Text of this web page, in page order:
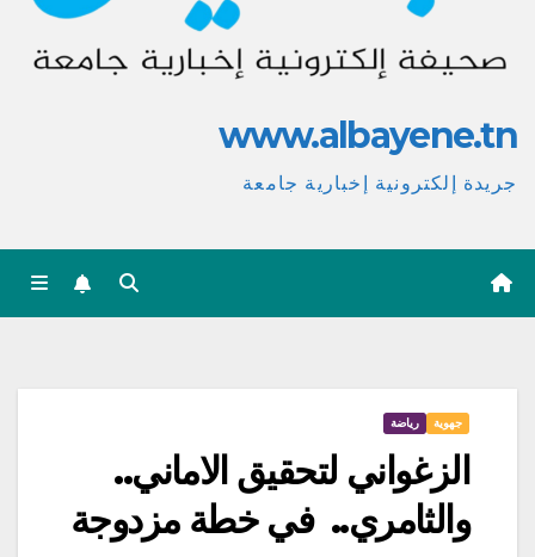
www.albayene.tn
جريدة إلكترونية إخبارية جامعة
جهوية رياضة
الزغواني لتحقيق الاماني..
والثامري.. في خطة مزدوجة